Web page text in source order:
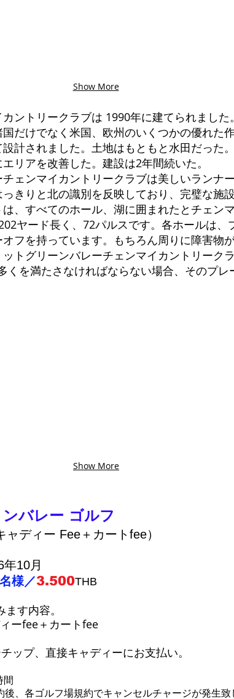
Show More
ントリークラブは 1990年に建てられまし
だけでなく米国、欧州のいくつかの優れた
計されました。土地はもともと水田だった
リアを改善した。建設は2年間続いた。
ェンマイカントリークラブは美しいランナ
きりと北の識別を反映しており、完璧な施
、すべてのホール、湖に囲まれたとチェン
ヤード長く、72パルスです。各ホールは、
フを持っています。もちろん周りに障害物
トグリーンバレーチェンマイカントリーク
を満たさなければならない場合、そのプ
Show More
バレー ゴルフ
ャディー Fee＋カートfee）
10月
様／3.500THB
す内容。
ーfee＋カートfee
ップ、直接キャディーにお支払い。
、各ゴルフ場規約でキャンセルチャージが発生致